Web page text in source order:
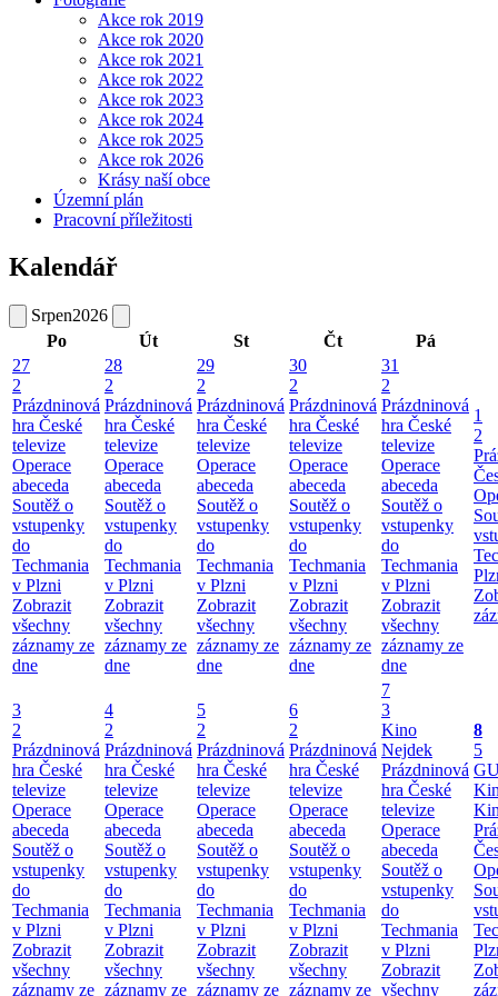
Akce rok 2019
Akce rok 2020
Akce rok 2021
Akce rok 2022
Akce rok 2023
Akce rok 2024
Akce rok 2025
Akce rok 2026
Krásy naší obce
Územní plán
Pracovní příležitosti
Kalendář
Srpen2026
Po
Út St Čt
Pá
27
2
Prázdninová
hra České
televize
Operace
abeceda
Soutěž o
vstupenky
do
Techmania
v Plzni
Zobrazit
všechny
záznamy ze
dne
28
2
Prázdninová
hra České
televize
Operace
abeceda
Soutěž o
vstupenky
do
Techmania
v Plzni
Zobrazit
všechny
záznamy ze
dne
29
2
Prázdninová
hra České
televize
Operace
abeceda
Soutěž o
vstupenky
do
Techmania
v Plzni
Zobrazit
všechny
záznamy ze
dne
30
2
Prázdninová
hra České
televize
Operace
abeceda
Soutěž o
vstupenky
do
Techmania
v Plzni
Zobrazit
všechny
záznamy ze
dne
31
2
Prázdninová
hra České
televize
Operace
abeceda
Soutěž o
vstupenky
do
Techmania
v Plzni
Zobrazit
všechny
záznamy ze
dne
1
2
3
2
Prázdninová
hra České
televize
Operace
abeceda
Soutěž o
vstupenky
do
Techmania
v Plzni
Zobrazit
všechny
záznamy ze
4
2
Prázdninová
hra České
televize
Operace
abeceda
Soutěž o
vstupenky
do
Techmania
v Plzni
Zobrazit
všechny
záznamy ze
5
2
Prázdninová
hra České
televize
Operace
abeceda
Soutěž o
vstupenky
do
Techmania
v Plzni
Zobrazit
všechny
záznamy ze
6
2
Prázdninová
hra České
televize
Operace
abeceda
Soutěž o
vstupenky
do
Techmania
v Plzni
Zobrazit
všechny
záznamy ze
7
3
Kino
Nejdek
Prázdninová
hra České
televize
Operace
abeceda
Soutěž o
vstupenky
do
Techmania
v Plzni
Zobrazit
všechny
8
5